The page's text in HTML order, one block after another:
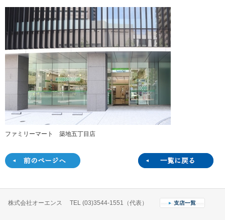
ファミリーマート 築地五丁目店
株式会社オーエンス TEL (03)3544-1551（代表）